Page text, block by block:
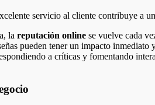
servicio al cliente contribuye a
la reputación online se vuelve cada
pueden tener un impacto inmediato
a críticas y fomentando